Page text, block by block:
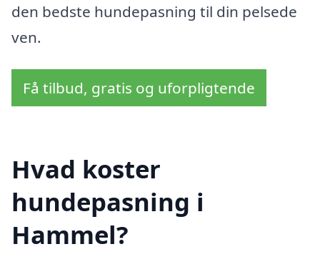
den bedste hundepasning til din pelsede
ven.
Få tilbud, gratis og uforpligtende
Hvad koster
hundepasning i
Hammel?